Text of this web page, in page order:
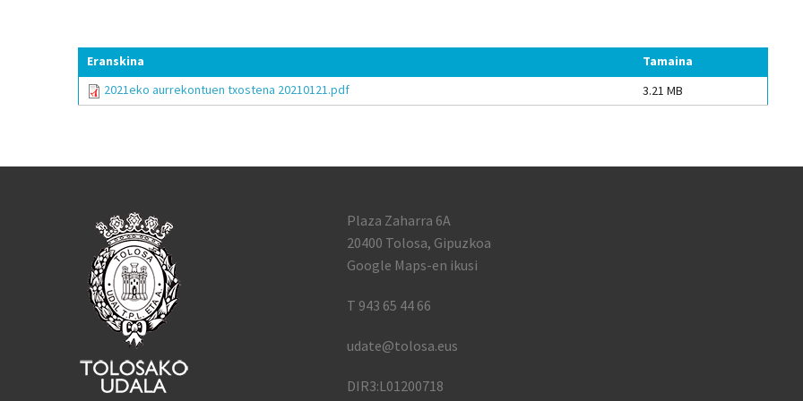
Eranskina
Tamaina
2021eko aurrekontuen txostena 20210121.pdf
3.21 MB
Plaza Zaharra 6A
20400 Tolosa, Gipuzkoa
Google Maps-en ikusi
T 943 65 44 66
udate@tolosa.eus
DIR3:L01200718